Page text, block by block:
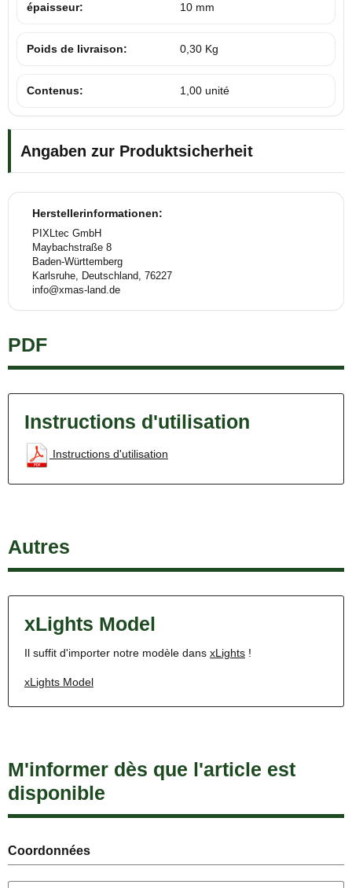
épaisseur: 10 mm
Poids de livraison: 0,30 Kg
Contenus: 1,00 unité
Angaben zur Produktsicherheit
Herstellerinformationen:
PIXLtec GmbH
Maybachstraße 8
Baden-Württemberg
Karlsruhe, Deutschland, 76227
info@xmas-land.de
PDF
Instructions d'utilisation
Instructions d'utilisation
Autres
xLights Model
Il suffit d'importer notre modèle dans xLights !
xLights Model
M'informer dès que l'article est
disponible
Coordonnées